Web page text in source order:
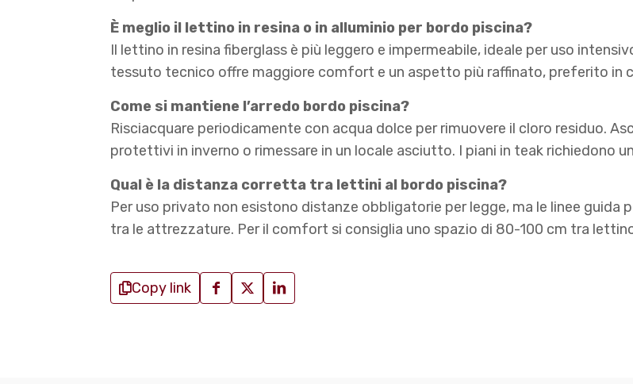
È meglio il lettino in resina o in alluminio per bordo piscina?
Il lettino in resina fiberglass è più leggero e impermeabile, ideale per uso
tessuto tecnico offre maggiore comfort e un aspetto più raffinato, preferito in
Come si mantiene l’arredo bordo piscina?
Risciacquare periodicamente con acqua dolce per rimuovere il cloro residuo.
protettivi in inverno o rimessare in un locale asciutto. I piani in teak richiedono
Qual è la distanza corretta tra lettini al bordo piscina?
Per uso privato non esistono distanze obbligatorie per legge, ma le linee guida
tra le attrezzature. Per il comfort si consiglia uno spazio di 80-100 cm tra
Copy link